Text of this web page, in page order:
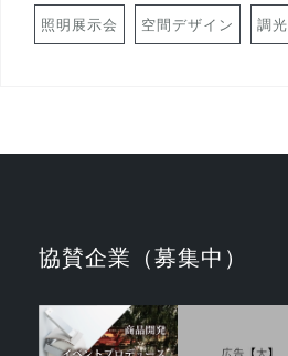
照明展示会 空間デザイン 調光
協賛企業（募集中）